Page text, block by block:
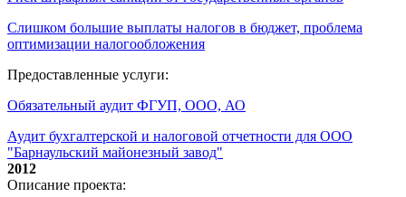
Слишком большие выплаты налогов в бюджет, проблема
оптимизации налогообложения
Предоставленные услуги:
Обязательный аудит ФГУП, ООО, АО
Аудит бухгалтерской и налоговой отчетности для ООО
"Барнаульский майонезный завод"
2012
Описание проекта: